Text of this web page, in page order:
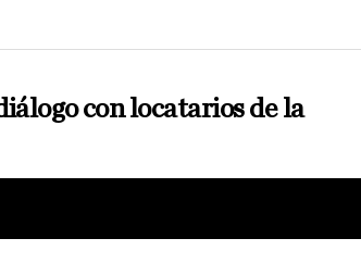
con locatarios de la